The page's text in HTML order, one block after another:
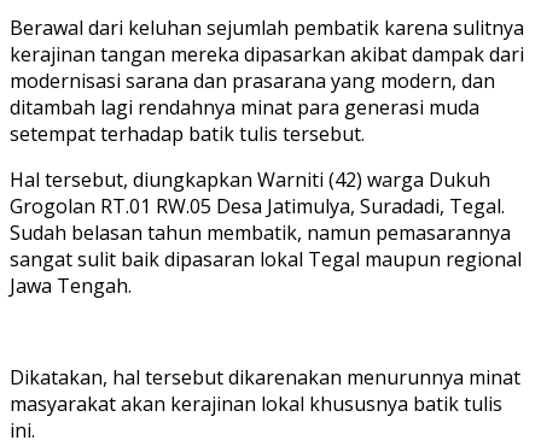
Berawal dari keluhan sejumlah pembatik karena sulitnya
kerajinan tangan mereka dipasarkan akibat dampak dari
modernisasi sarana dan prasarana yang modern, dan
ditambah lagi rendahnya minat para generasi muda
setempat terhadap batik tulis tersebut.
Hal tersebut, diungkapkan Warniti (42) warga Dukuh
Grogolan RT.01 RW.05 Desa Jatimulya, Suradadi, Tegal.
Sudah belasan tahun membatik, namun pemasarannya
sangat sulit baik dipasaran lokal Tegal maupun regional
Jawa Tengah.
Dikatakan, hal tersebut dikarenakan menurunnya minat
masyarakat akan kerajinan lokal khususnya batik tulis
ini.